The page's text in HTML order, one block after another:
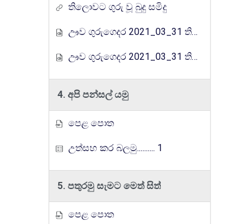
තිලොවට ගුරු වූ බුදු සමිදු
ඌව ගුරුගෙදර 2021_03_31 තිලෝවට ගුරු වු බුදු සමිදු-1
ඌව ගුරුගෙදර 2021_03_31 තිලෝවට ගුරු වු බුදු සමිදු-2
4. අපි පන්සල් යමු
පෙළ පොත
උත්සහ කර බලමු.......... 1
5. පතුරමු සැමට මෙත් සිත්
පෙළ පොත